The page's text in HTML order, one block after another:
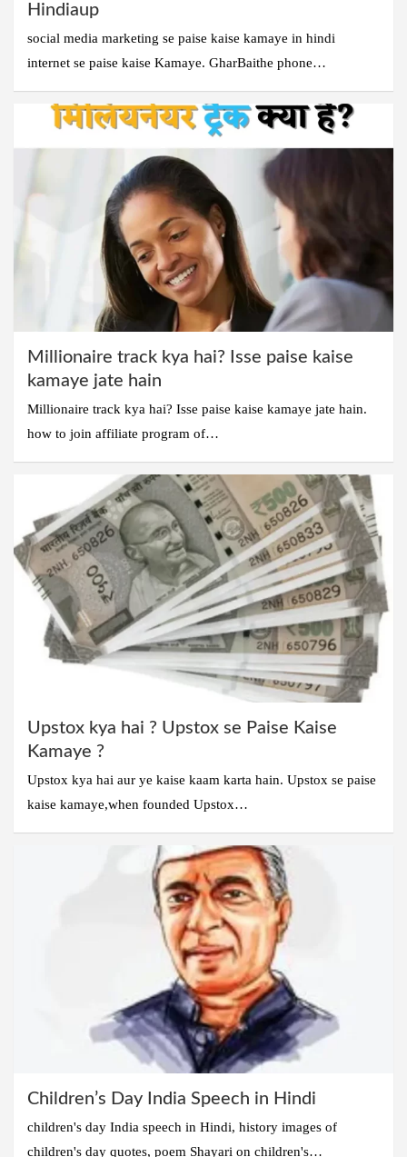
Hindiaup
social media marketing se paise kaise kamaye in hindi
internet se paise kaise Kamaye. GharBaithe phone…
Millionaire track kya hai? Isse paise kaise
kamaye jate hain
Millionaire track kya hai? Isse paise kaise kamaye jate hain.
how to join affiliate program of…
Upstox kya hai ? Upstox se Paise Kaise
Kamaye ?
Upstox kya hai aur ye kaise kaam karta hain. Upstox se paise
kaise kamaye,when founded Upstox…
Children’s Day India Speech in Hindi
children's day India speech in Hindi, history images of
children's day quotes, poem Shayari on children's…